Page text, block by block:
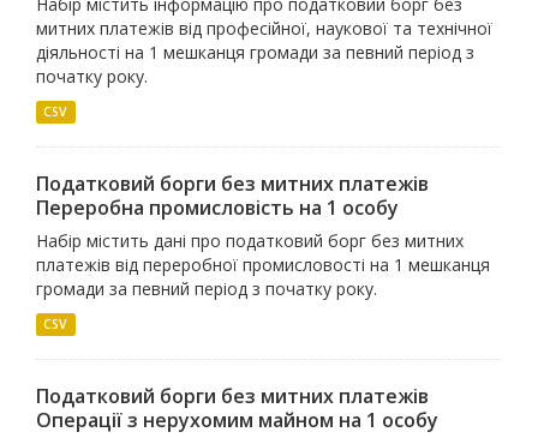
митних платежів від професійної, наукової та технічної
діяльності на 1 мешканця громади за певний період з
початку року.
CSV
Податковий борги без митних платежів
Переробна промисловiсть на 1 особу
Набір містить дані про податковий борг без митних
платежів від переробної промисловості на 1 мешканця
громади за певний період з початку року.
CSV
Податковий борги без митних платежів
Операцiї з нерухомим майном на 1 особу